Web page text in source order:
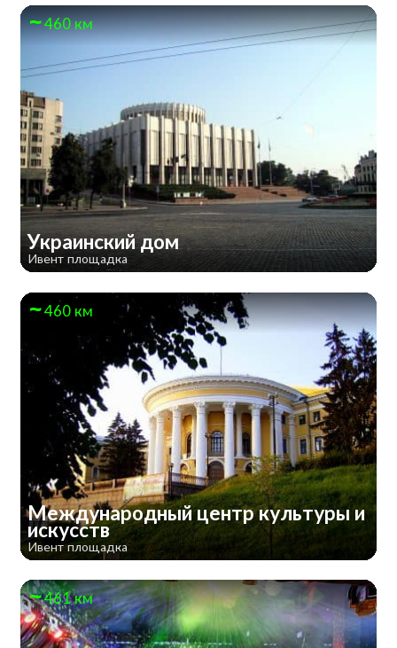
460 км
Украинский дом
Ивент площадка
460 км
Международный центр культуры и
искусств
Ивент площадка
461 км